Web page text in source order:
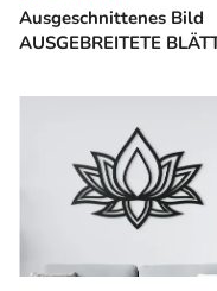
Ausgeschnittenes Bild
AUSGEBREITETE